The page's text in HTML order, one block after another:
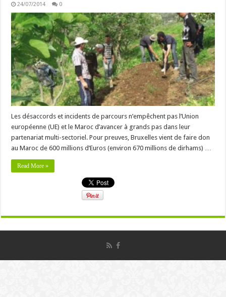
24/07/2014 0
Les désaccords et incidents de parcours n’empêchent pas l’Union
européenne (UE) et le Maroc d’avancer à grands pas dans leur
partenariat multi-sectoriel. Pour preuves, Bruxelles vient de faire don
au Maroc de 600 millions d’Euros (environ 670 millions de dirhams) …
Read More »